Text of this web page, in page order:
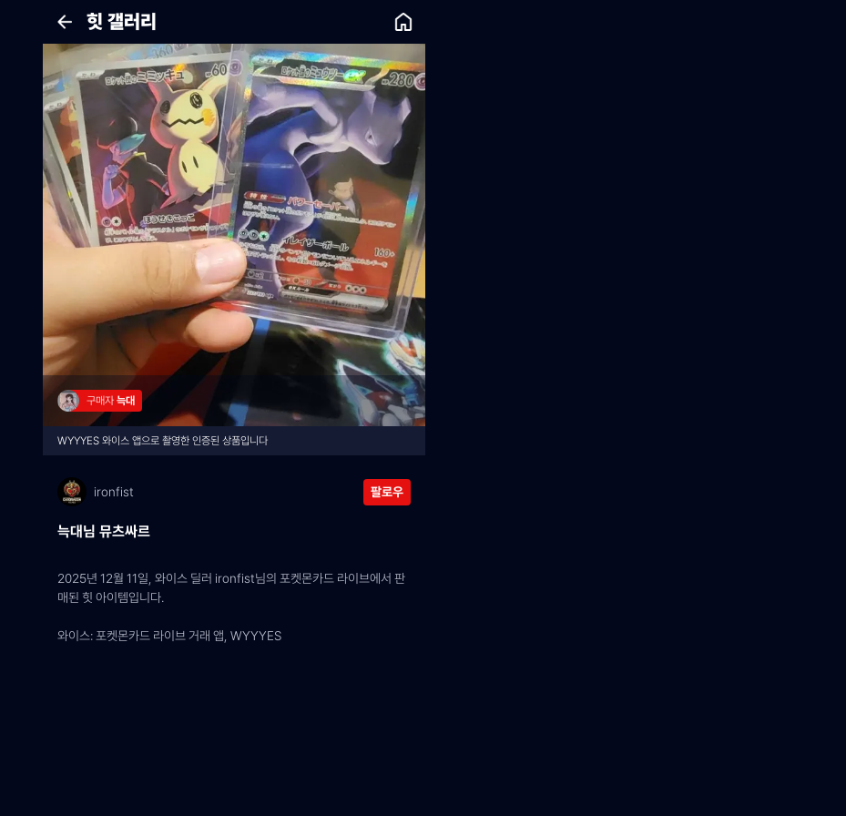
힛 갤러리
구매자 늑대
WYYYES 와이스 앱으로 촬영한 인증된 상품입니다
ironfist 팔로우
늑대님 뮤츠싸르
2025년 12월 11일, 와이스 딜러 ironfist님의 포켓몬카드 라이브에서 판
매된 힛 아이템입니다.
와이스: 포켓몬카드 라이브 거래 앱, WYYYES